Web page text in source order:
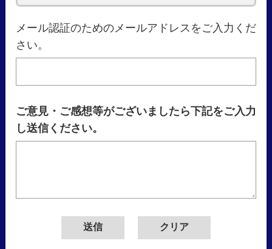
メール認証のためのメールアドレスをご入力くだ
さい。
ご意見・ご感想等がございましたら下記をご入力
し送信ください。